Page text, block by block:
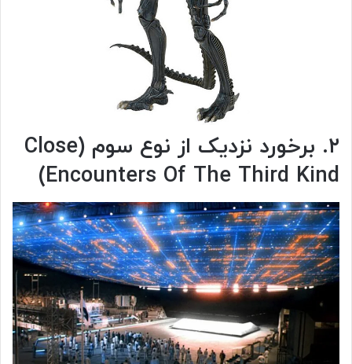
۲. برخورد نزدیک از نوع سوم (Close
Encounters Of The Third Kind)